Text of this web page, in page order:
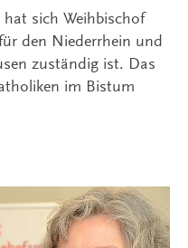
sich Weihbischof
den Niederrhein und
zuständig ist. Das
im Bistum